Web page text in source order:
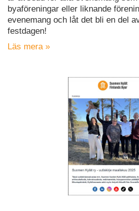
byaföreningar eller liknande
evenemang och låt det bli en del
festdagen!
Läs mera »